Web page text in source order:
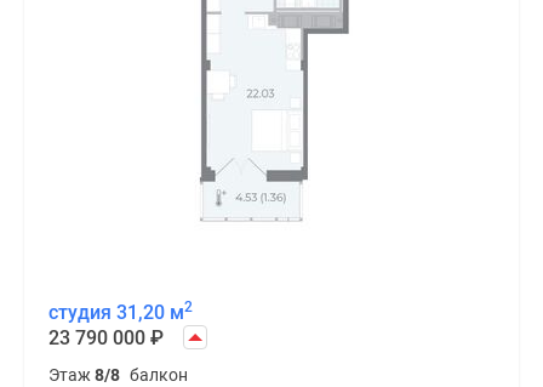
студия 31,20 м2
23 790 000 ₽
Этаж8/8 балкон